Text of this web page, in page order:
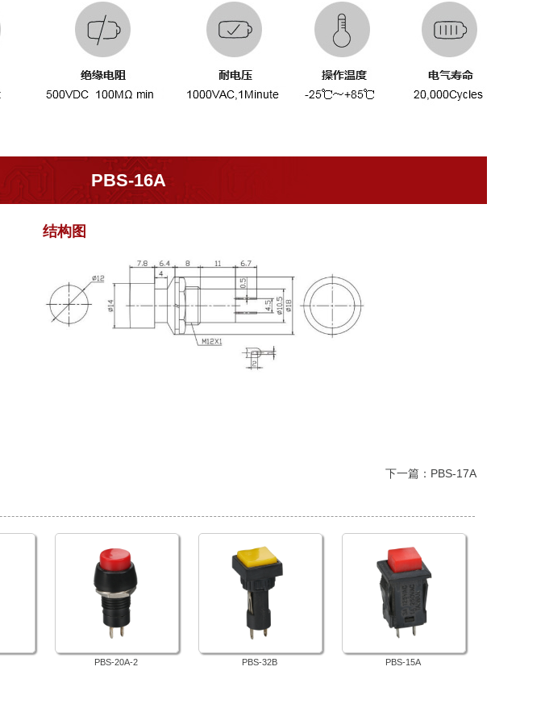
PBS-16A
结构图
下一篇： PBS-17A
PBS-20A-2 PBS-32B PBS-15A